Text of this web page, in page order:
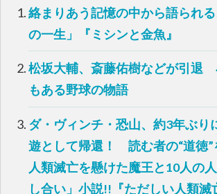
t
e
r
で
共
有
新
し
ン
で
開
き
ま
す
)
有
す
る
ク
ッ
ク
だ
い
新
し
ウ
ィ
ン
ド
絡まりあう記憶の中から語られ
の一生」『ミシンと金魚』
松坂大輔、斎藤佑樹などが引退
もある野球の物語
ダ・ヴィンチ・恐山、約3年ぶり
遊として帰還！ 読む者の“道徳”
人類滅亡を懸けた魔王と10人の
し合い」小説!!『ただしい人類